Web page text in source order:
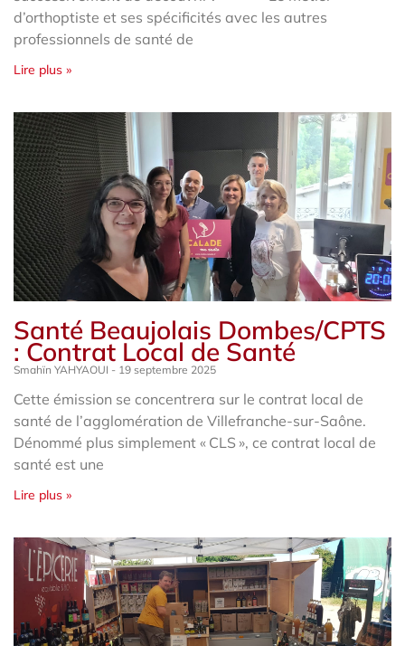
d’orthoptiste et ses spécificités avec les autres
professionnels de santé de
Lire plus »
Santé Beaujolais Dombes/CPTS
: Contrat Local de Santé
Smahïn YAHYAOUI 19 septembre 2025
Cette émission se concentrera sur le contrat local de
santé de l’agglomération de Villefranche-sur-Saône.
Dénommé plus simplement « CLS », ce contrat local de
santé est une
Lire plus »